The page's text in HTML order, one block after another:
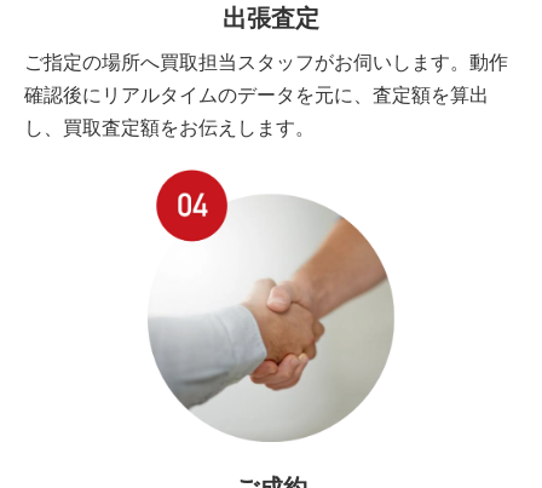
出張査定
ご指定の場所へ買取担当スタッフがお伺いします。動作
確認後にリアルタイムのデータを元に、査定額を算出
し、買取査定額をお伝えします。